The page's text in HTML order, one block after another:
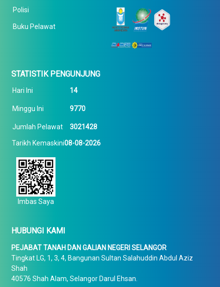
Polisi
Buku Pelawat
STATISTIK PENGUNJUNG
Hari Ini 14
Minggu Ini 9770
Jumlah Pelawat 3021428
Tarikh Kemaskini08-08-2026
Imbas Saya
HUBUNGI KAMI
PEJABAT TANAH DAN GALIAN NEGERI SELANGOR
Tingkat LG, 1, 3, 4, Bangunan Sultan Salahuddin Abdul Aziz
Shah
40576 Shah Alam, Selangor Darul Ehsan.